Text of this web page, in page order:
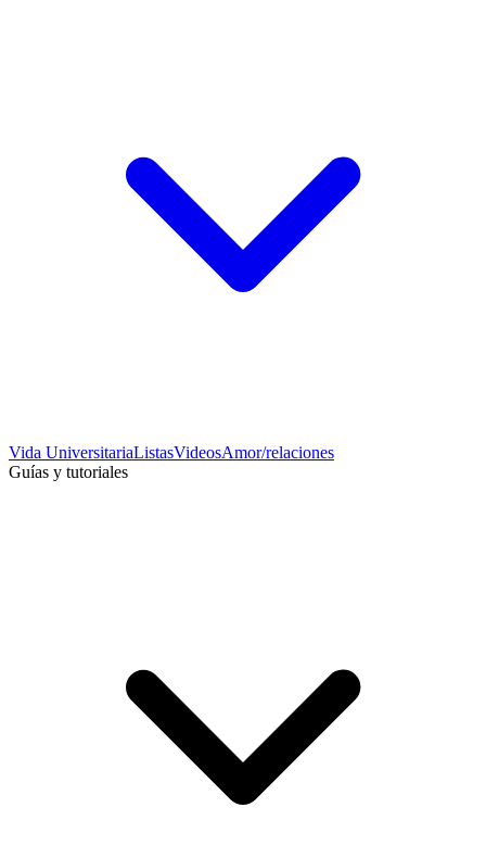
Vida UniversitariaListasVideosAmor/relaciones
Guías y tutoriales